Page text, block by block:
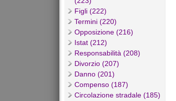
Figli (222)
Termini (220)
Opposizione (216)
Istat (212)
Responsabilità (208)
Divorzio (207)
Danno (201)
Compenso (187)
Circolazione stradale (185)